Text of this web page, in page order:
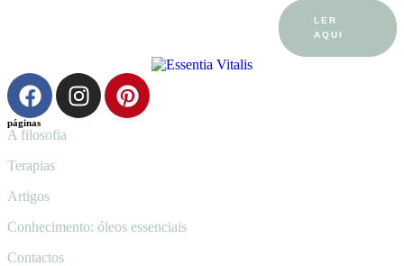
LER
AQUI
páginas
A filosofia
Terapias
Artigos
Conhecimento: óleos essenciais
Contactos